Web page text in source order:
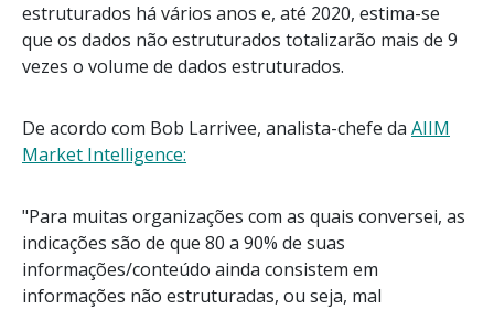
estruturados há vários anos e, até 2020, estima-se
que os dados não estruturados totalizarão mais de 9
vezes o volume de dados estruturados.
De acordo com Bob Larrivee, analista-chefe da AIIM
Market Intelligence:
"Para muitas organizações com as quais conversei, as
indicações são de que 80 a 90% de suas
informações/conteúdo ainda consistem em
informações não estruturadas, ou seja, mal